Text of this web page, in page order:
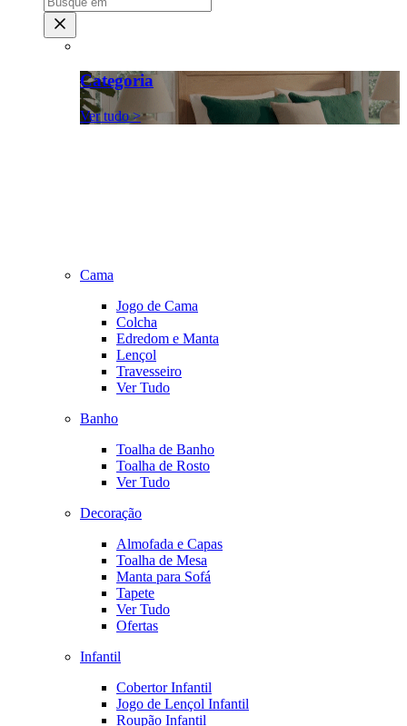
Categoria
Ver tudo >
Cama
Jogo de Cama
Colcha
Edredom e Manta
Lençol
Travesseiro
Ver Tudo
Banho
Toalha de Banho
Toalha de Rosto
Ver Tudo
Decoração
Almofada e Capas
Toalha de Mesa
Manta para Sofá
Tapete
Ver Tudo
Ofertas
Infantil
Cobertor Infantil
Jogo de Lençol Infantil
Roupão Infantil